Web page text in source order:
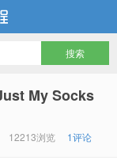
My Socks
12213浏览 1评论